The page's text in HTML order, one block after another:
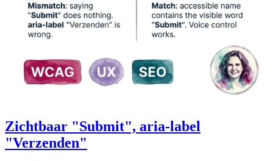
Zichtbaar "Submit", aria-label
"Verzenden"